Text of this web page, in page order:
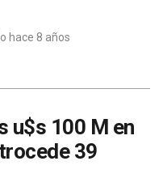
hace 8 años
u$s 100 M en
39